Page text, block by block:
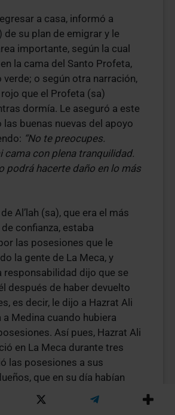
a casa, informó a
de su plan de emigrar y le
importante, según la cual
la cama del Santo Profeta,
verde; o según otra narración,
que el Profeta (sa)
dormía. Le aseguró a este
buenas nuevas del apoyo
“No te preocupes.
cama con plena tranquilidad.
podrá hacerte daño en lo más
Al’lah (sa), que era el más
confianza, estaba
las posesiones que le
la gente de La Meca, y
responsabilidad dijo que se
después de haber devuelto
es decir, le dijo a Hazrat Ali
a Medina cuando hubiera
Así pues, Hazrat Ali
en La Meca durante tres
las posesiones a sus
que en su día habían
al Santo Profeta (sa); y una
esta tarea, se reunió